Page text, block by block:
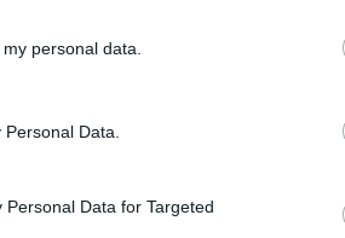
personal data.
Data.
Data for Targeted